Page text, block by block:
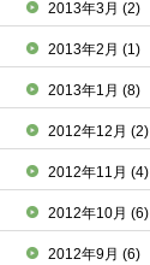
2013年3月(2)
2013年2月(1)
2013年1月(8)
2012年12月(2)
2012年11月(4)
2012年10月(6)
2012年9月(6)